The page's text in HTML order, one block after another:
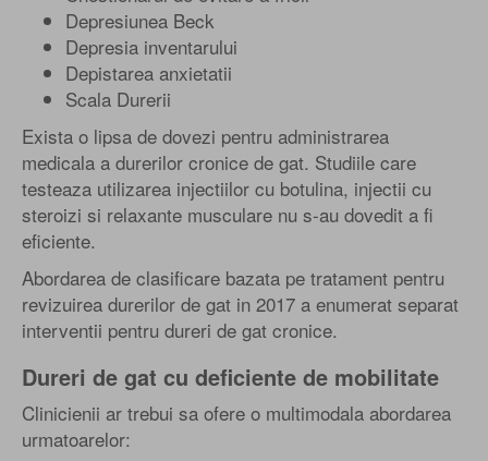
Depresiunea Beck
Depresia inventarului
Depistarea anxietatii
Scala Durerii
Exista o lipsa de dovezi pentru administrarea
medicala a durerilor cronice de gat. Studiile care
testeaza utilizarea injectiilor cu botulina, injectii cu
steroizi si relaxante musculare nu s-au dovedit a fi
eficiente.
Abordarea de clasificare bazata pe tratament pentru
revizuirea durerilor de gat in 2017 a enumerat separat
interventii pentru dureri de gat cronice.
Dureri de gat cu deficiente de mobilitate
Clinicienii ar trebui sa ofere o multimodala abordarea
urmatoarelor: